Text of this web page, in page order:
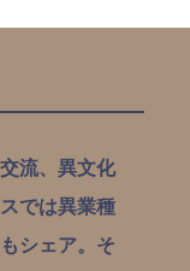
流、異文化
では異業種
シェア。そ